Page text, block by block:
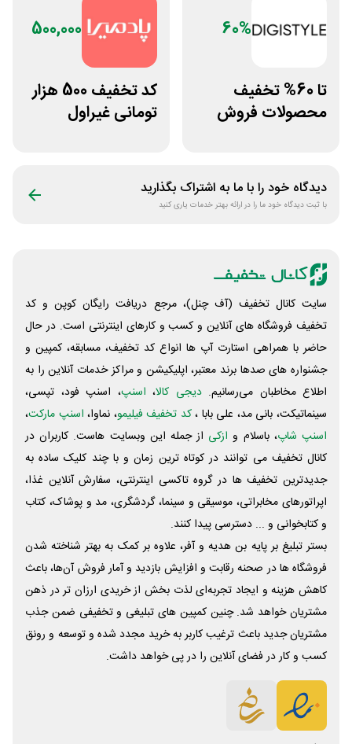
60%
تا 60% تخفیف
محصولات فروش
500,000
کد تخفیف 500 هزار
تومانی غیراول
دیدگاه خود را با ما به اشتراک بگذارید
با ثبت دیدگاه خود ما را در ارائه بهتر خدمات یاری کنید
سایت کانال تخفیف (آف چنل)، مرجع دریافت رایگان کوپن و کد
تخفیف فروشگاه های آنلاین و کسب و‌ کارهای اینترنتی است. در حال
حاضر با همراهی استارت آپ ها انواع کد تخفیف، مسابقه، کمپین و
جشنواره های صدها برند معتبر، اپلیکیشن و مراکز خدمات آنلاین را به
اطلاع مخاطبان می‌رسانیم. دیجی کالا، اسنپ، اسنپ فود، تپسی،
سینماتیکت، بانی مد، علی‌ بابا ،کد تخفیف فیلیمو، نماوا، اسنپ مارکت،
اسنپ شاپ، باسلام و ازکی از جمله این وبسایت ‌هاست. کاربران در
کانال تخفیف می توانند در کوتاه ترین زمان و با چند کلیک ساده به
جدیدترین تخفیف ها در گروه تاکسی اینترنتی، سفارش آنلاین غذا،
اپراتورهای مخابراتی، موسیقی و سینما، گردشگری، مد و پوشاک، کتاب
و کتابخوانی و ... دسترسی پیدا کنند.
بستر تبلیغ بر پایه بن هدیه و آفر، علاوه بر کمک به بهتر شناخته شدن
فروشگاه ها در صحنه رقابت و افزایش بازدید و آمار فروش آن‌ها، باعث
کاهش هزینه و ایجاد تجربه‌ای لذت بخش از خریدی ارزان تر در ذهن
مشتریان خواهد شد. چنین کمپین های تبلیغی و تخفیفی ضمن جذب
مشتریان جدید باعث ترغیب کاربر به خرید مجدد شده و توسعه و رونق
کسب و کار در فضای آنلاین را در پی خواهد داشت.